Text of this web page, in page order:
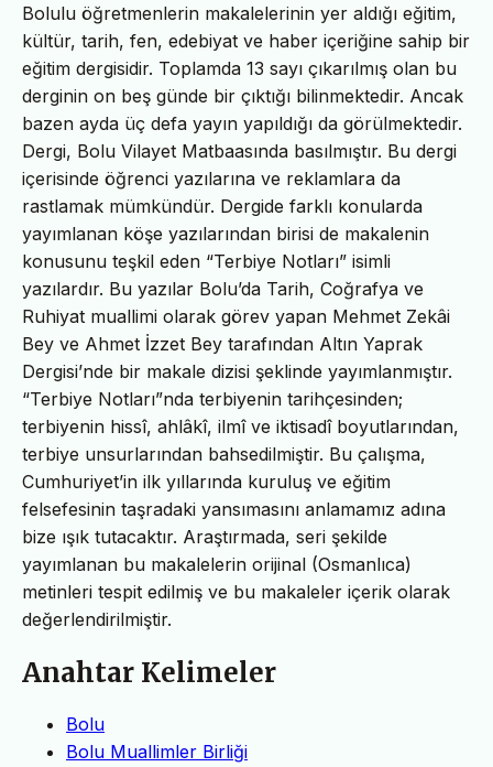
Bolulu öğretmenlerin makalelerinin yer aldığı eğitim,
kültür, tarih, fen, edebiyat ve haber içeriğine sahip bir
eğitim dergisidir. Toplamda 13 sayı çıkarılmış olan bu
derginin on beş günde bir çıktığı bilinmektedir. Ancak
bazen ayda üç defa yayın yapıldığı da görülmektedir.
Dergi, Bolu Vilayet Matbaasında basılmıştır. Bu dergi
içerisinde öğrenci yazılarına ve reklamlara da
rastlamak mümkündür. Dergide farklı konularda
yayımlanan köşe yazılarından birisi de makalenin
konusunu teşkil eden “Terbiye Notları” isimli
yazılardır. Bu yazılar Bolu’da Tarih, Coğrafya ve
Ruhiyat muallimi olarak görev yapan Mehmet Zekâi
Bey ve Ahmet İzzet Bey tarafından Altın Yaprak
Dergisi’nde bir makale dizisi şeklinde yayımlanmıştır.
“Terbiye Notları”nda terbiyenin tarihçesinden;
terbiyenin hissî, ahlâkî, ilmî ve iktisadî boyutlarından,
terbiye unsurlarından bahsedilmiştir. Bu çalışma,
Cumhuriyet’in ilk yıllarında kuruluş ve eğitim
felsefesinin taşradaki yansımasını anlamamız adına
bize ışık tutacaktır. Araştırmada, seri şekilde
yayımlanan bu makalelerin orijinal (Osmanlıca)
metinleri tespit edilmiş ve bu makaleler içerik olarak
değerlendirilmiştir.
Anahtar Kelimeler
Bolu
Bolu Muallimler Birliği